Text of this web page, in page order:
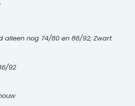
alleen nog 74/80 en 86/92, Zwart
92